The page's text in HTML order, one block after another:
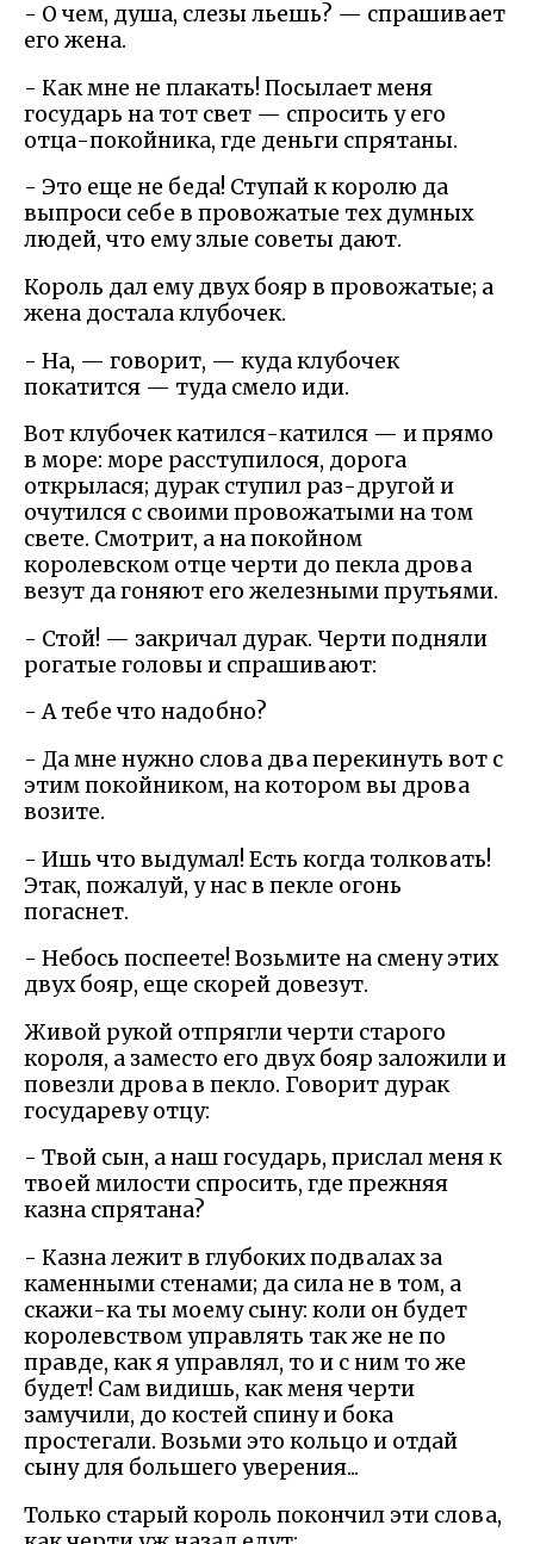
- О чем, душа, слезы льешь? — спрашивает
его жена.
- Как мне не плакать! Посылает меня
государь на тот свет — спросить у его
отца-покойника, где деньги спрятаны.
- Это еще не беда! Ступай к королю да
выпроси себе в провожатые тех думных
людей, что ему злые советы дают.
Король дал ему двух бояр в провожатые; а
жена достала клубочек.
- На, — говорит, — куда клубочек
покатится — туда смело иди.
Вот клубочек катился-катился — и прямо
в море: море расступилося, дорога
открылася; дурак ступил раз-другой и
очутился с своими провожатыми на том
свете. Смотрит, а на покойном
королевском отце черти до пекла дрова
везут да гоняют его железными прутьями.
- Стой! — закричал дурак. Черти подняли
рогатые головы и спрашивают:
- А тебе что надобно?
- Да мне нужно слова два перекинуть вот с
этим покойником, на котором вы дрова
возите.
- Ишь что выдумал! Есть когда толковать!
Этак, пожалуй, у нас в пекле огонь
погаснет.
- Небось поспеете! Возьмите на смену этих
двух бояр, еще скорей довезут.
Живой рукой отпрягли черти старого
короля, а заместо его двух бояр заложили и
повезли дрова в пекло. Говорит дурак
государеву отцу:
- Твой сын, а наш государь, прислал меня к
твоей милости спросить, где прежняя
казна спрятана?
- Казна лежит в глубоких подвалах за
каменными стенами; да сила не в том, а
скажи-ка ты моему сыну: коли он будет
королевством управлять так же не по
правде, как я управлял, то и с ним то же
будет! Сам видишь, как меня черти
замучили, до костей спину и бока
простегали. Возьми это кольцо и отдай
сыну для большего уверения...
Только старый король покончил эти слова,